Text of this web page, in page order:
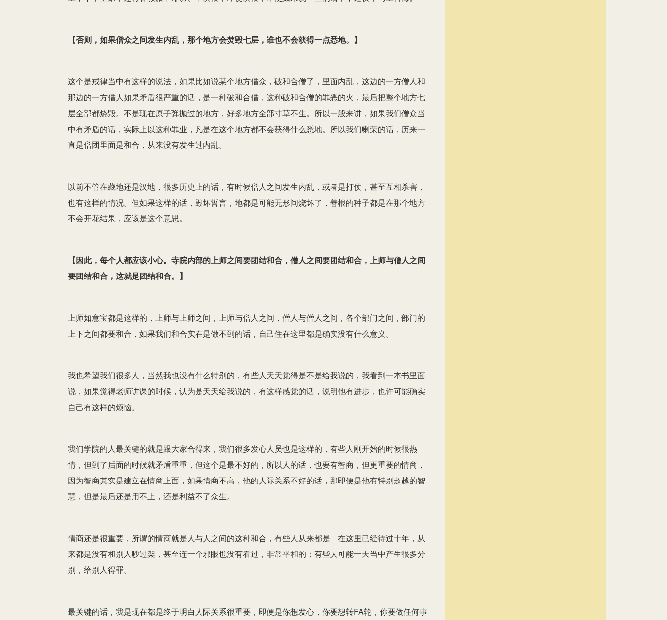
【否则，如果僧众之间发生内乱，那个地方会焚毁七层，谁也不会获得一点悉地。 】
这个是戒律当中有这样的说法，如果比如说某个地方僧众，破和合僧了，里面内乱，这边的一方僧人和
那边的一方僧人如果矛盾很严重的话，是一种破和合僧，这种破和合僧的罪恶的火，最后把整个地方七
层全部都烧毁。不是现在原子弹抛过的地方，好多地方全部寸草不生。所以一般来讲，如果我们僧众当
中有矛盾的话，实际上以这种罪业，凡是在这个地方都不会获得什么悉地。所以我们喇荣的话，历来一
直是僧团里面是和合，从来没有发生过内乱。
以前不管在藏地还是汉地，很多历史上的话，有时候僧人之间发生内乱，或者是打仗，甚至互相杀害，
也有这样的情况。但如果这样的话，毁坏誓言，地都是可能无形间烧坏了，善根的种子都是在那个地方
不会开花结果，应该是这个意思。
【因此，每个人都应该小心。寺院内部的上师之间要团结和合，僧人之间要团结和合，上师与僧人之间
要团结和合，这就是团结和合。 】
上师如意宝都是这样的，上师与上师之间，上师与僧人之间，僧人与僧人之间，各个部门之间，部门的
上下之间都要和合，如果我们和合实在是做不到的话，自己住在这里都是确实没有什么意义。
我也希望我们很多人，当然我也没有什么特别的，有些人天天觉得是不是给我说的，我看到一本书里面
说，如果觉得老师讲课的时候，认为是天天给我说的，有这样感觉的话，说明他有进步，也许可能确实
自己有这样的烦恼。
我们学院的人最关键的就是跟大家合得来，我们很多发心人员也是这样的，有些人刚开始的时候很热
情，但到了后面的时候就矛盾重重，但这个是最不好的，所以人的话，也要有智商，但更重要的情商，
因为智商其实是建立在情商上面，如果情商不高，他的人际关系不好的话，那即便是他有特别超越的智
慧，但是最后还是用不上，还是利益不了众生。
情商还是很重要，所谓的情商就是人与人之间的这种和合，有些人从来都是，在这里已经待过十年，从
来都是没有和别人吵过架，甚至连一个邪眼也没有看过，非常平和的；有些人可能一天当中产生很多分
别，给别人得罪。
最关键的话，我是现在都是终于明白人际关系很重要，即便是你想发心，你要想转FA轮，你要做任何事